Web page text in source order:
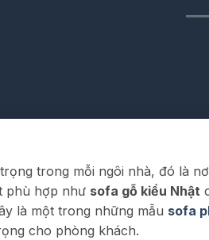
trong mỗi ngôi nhà, đó là
phù hợp như sofa gỗ kiểu Nhật
là một trong những mẫu sofa
cho phòng khách.